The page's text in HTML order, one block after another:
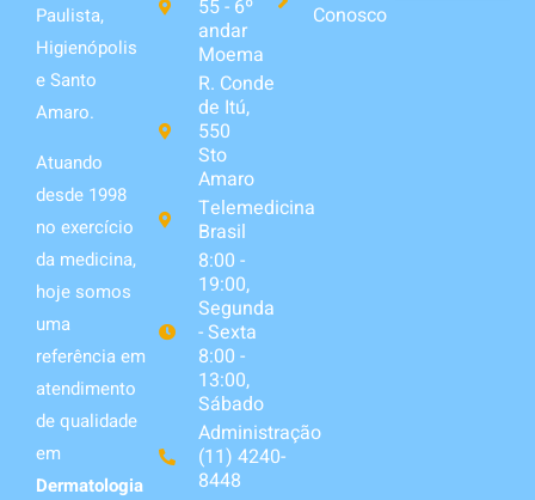
Paulista,
Higienópolis
e Santo
Amaro.
Atuando
desde 1998
no exercício
da medicina,
hoje somos
uma
referência em
atendimento
de qualidade
em
Dermatologia
55 - 6º
andar
Moema
R. Conde
de Itú,
550
Sto
Amaro
Telemedicina
Brasil
8:00 -
19:00,
Segunda
- Sexta
8:00 -
13:00,
Sábado
Administração
(11) 4240-
8448
Conosco